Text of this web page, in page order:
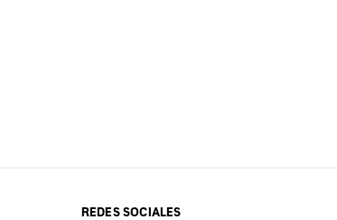
REDES SOCIALES